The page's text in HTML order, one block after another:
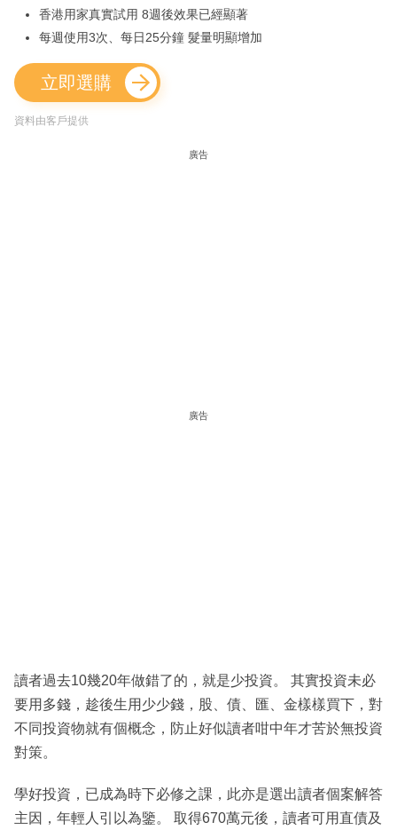
香港用家真實試用 8週後效果已經顯著
每週使用3次、每日25分鐘 髮量明顯增加
立即選購
資料由客戶提供
廣告
廣告
讀者過去10幾20年做錯了的，就是少投資。 其實投資未必
要用多錢，趁後生用少少錢，股、債、匯、金樣樣買下，對
不同投資物就有個概念，防止好似讀者咁中年才苦於無投資
對策。
學好投資，已成為時下必修之課，此亦是選出讀者個案解答
主因，年輕人引以為鑒。 取得670萬元後，讀者可用直債及